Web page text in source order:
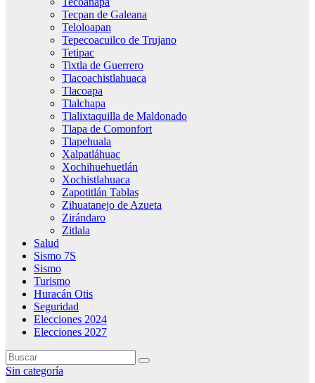
Tecpan de Galeana
Teloloapan
Tepecoacuilco de Trujano
Tetipac
Tixtla de Guerrero
Tlacoachistlahuaca
Tlacoapa
Tlalchapa
Tlalixtaquilla de Maldonado
Tlapa de Comonfort
Tlapehuala
Xalpatláhuac
Xochihuehuetlán
Xochistlahuaca
Zapotitlán Tablas
Zihuatanejo de Azueta
Zirándaro
Zitlala
Salud
Sismo 7S
Sismo
Turismo
Huracán Otis
Seguridad
Elecciones 2024
Elecciones 2027
Sin categoría